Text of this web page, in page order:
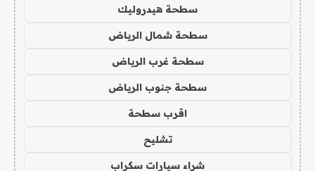
سطحة هيدروليك
سطحة شمال الرياض
سطحة غرب الرياض
سطحة جنوب الرياض
اقرب سطحة
تشليح
شراء سيارات سكراب